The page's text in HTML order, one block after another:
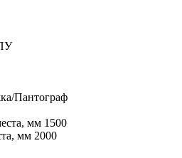
Пантограф
мм 1500
мм 2000